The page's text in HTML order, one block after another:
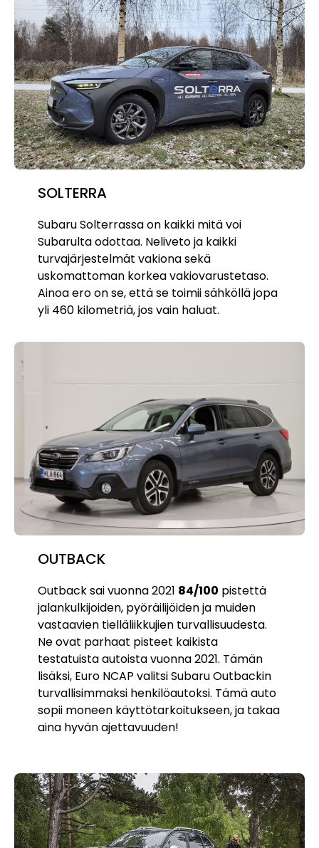
SOLTERRA
Subaru Solterrassa on kaikki mitä voi
Subarulta odottaa. Neliveto ja kaikki
turvajärjestelmät vakiona sekä
uskomattoman korkea vakiovarustetaso.
Ainoa ero on se, että se toimii sähköllä jopa
yli 460 kilometriä, jos vain haluat.
OUTBACK
Outback sai vuonna 2021 84/100 pistettä
jalankulkijoiden, pyöräilijöiden ja muiden
vastaavien tielläliikkujien turvallisuudesta.
Ne ovat parhaat pisteet kaikista
testatuista autoista vuonna 2021. Tämän
lisäksi, Euro NCAP valitsi Subaru Outbackin
turvallisimmaksi henkilöautoksi. Tämä auto
sopii moneen käyttötarkoitukseen, ja takaa
aina hyvän ajettavuuden!